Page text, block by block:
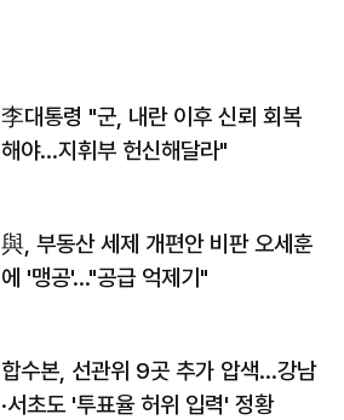
李대통령 "군, 내란 이후 신뢰 회복
해야…지휘부 헌신해달라"
與, 부동산 세제 개편안 비판 오세훈
에 '맹공'…"공급 억제기"
합수본, 선관위 9곳 추가 압색…강남
·서초도 '투표율 허위 입력' 정황